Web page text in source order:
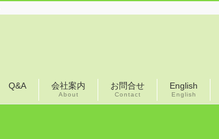
Q&A 会社案内
About
お問合せ
Contact
English
English